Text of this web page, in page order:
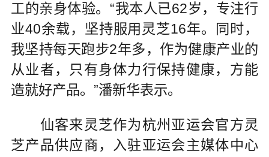
工的亲身体验。“我本人已62岁，专注行
业40余载，坚持服用灵芝16年。同时，
我坚持每天跑步2年多，作为健康产业的
从业者，只有身体力行保持健康，方能
造就好产品。”潘新华表示。
仙客来灵芝作为杭州亚运会官方灵
芝产品供应商，入驻亚运会主媒体中心